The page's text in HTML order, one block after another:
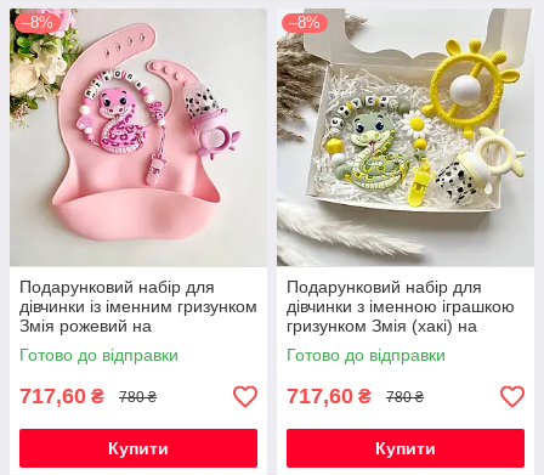
–8%
Подарунковий набір для
дівчинки із іменним гризунком
Змія рожевий на
народження, хрестини,
виписку, півроку
Готово до відправки
717,60 ₴ 780 ₴
Купити
–8%
Подарунковий набір для
дівчинки з іменною іграшкою
гризунком Змія (хакі) на
виписку, хрестини, півроку
Готово до відправки
717,60 ₴ 780 ₴
Купити